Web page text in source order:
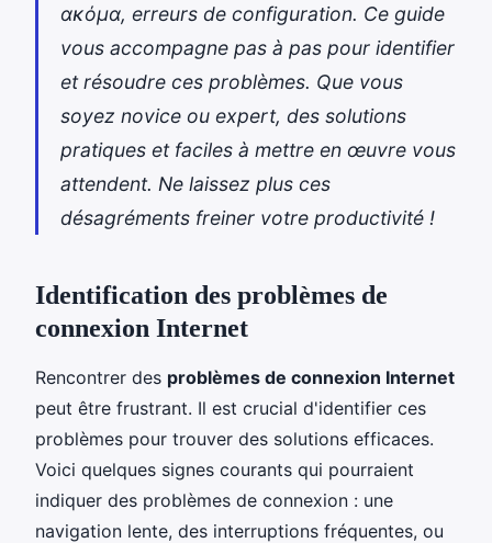
ακόμα, erreurs de configuration. Ce guide
vous accompagne pas à pas pour identifier
et résoudre ces problèmes. Que vous
soyez novice ou expert, des solutions
pratiques et faciles à mettre en œuvre vous
attendent. Ne laissez plus ces
désagréments freiner votre productivité !
Identification des problèmes de
connexion Internet
Rencontrer des problèmes de connexion Internet
peut être frustrant. Il est crucial d'identifier ces
problèmes pour trouver des solutions efficaces.
Voici quelques signes courants qui pourraient
indiquer des problèmes de connexion : une
navigation lente, des interruptions fréquentes, ou